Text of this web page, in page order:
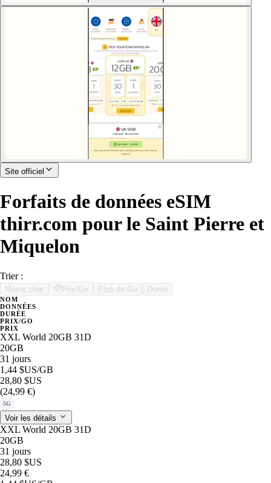
Site officiel
Forfaits de données eSIM
thirr.com pour le Saint Pierre et
Miquelon
Trier :
Moins cher Prix/Go Plus de Go Durée
NOM
DONNÉES
DURÉE
PRIX/GO
PRIX
XXL World 20GB 31D
20GB
31 jours
1,44 $US/GB
28,80 $US
(24,99 €)
5G
Voir les détails
XXL World 20GB 31D
20GB
31 jours
28,80 $US
24,99 €